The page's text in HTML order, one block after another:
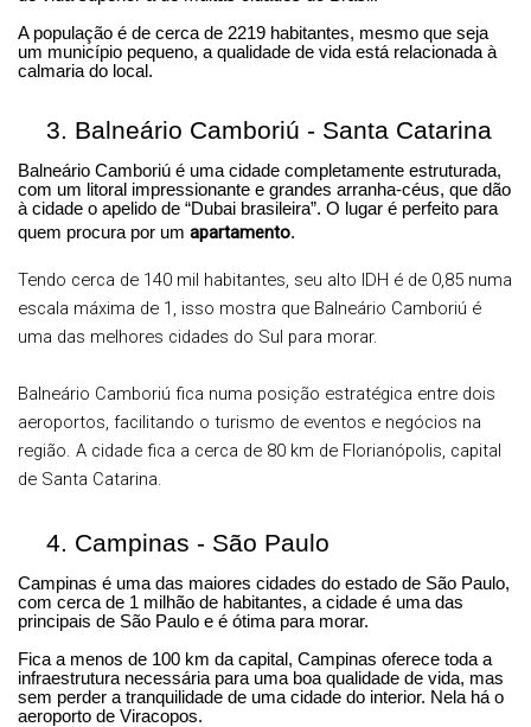
A população é de cerca de 2219 habitantes, mesmo que seja
um município pequeno, a qualidade de vida está relacionada à
calmaria do local.
3. Balneário Camboriú - Santa Catarina
Balneário Camboriú é uma cidade completamente estruturada,
com um litoral impressionante e grandes arranha-céus, que dão
à cidade o apelido de “Dubai brasileira”. O lugar é perfeito para
quem procura por um apartamento.
Tendo cerca de 140 mil habitantes, seu alto IDH é de 0,85 numa
escala máxima de 1, isso mostra que Balneário Camboriú é
uma das melhores cidades do Sul para morar.
Balneário Camboriú fica numa posição estratégica entre dois
aeroportos, facilitando o turismo de eventos e negócios na
região. A cidade fica a cerca de 80 km de Florianópolis, capital
de Santa Catarina.
4. Campinas - São Paulo
Campinas é uma das maiores cidades do estado de São Paulo,
com cerca de 1 milhão de habitantes, a cidade é uma das
principais de São Paulo e é ótima para morar.
Fica a menos de 100 km da capital, Campinas oferece toda a
infraestrutura necessária para uma boa qualidade de vida, mas
sem perder a tranquilidade de uma cidade do interior. Nela há o
aeroporto de Viracopos.